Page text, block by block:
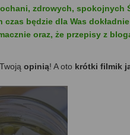
zdrowych, spokojnych
będzie dla Was
oraz, że przepisy z
Twoją opinią! A oto krótki filmik